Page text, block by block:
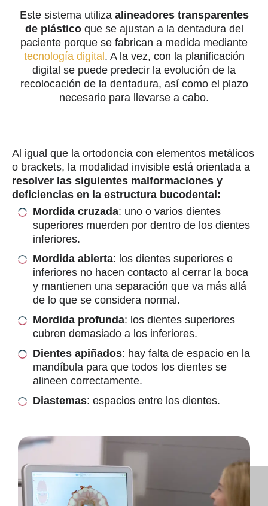
Este sistema utiliza alineadores transparentes
de plásticoque se ajustan a la dentadura del
paciente porque se fabrican a medida mediante
tecnología digital . A la vez, con la planificación
digital se puede predecir la evolución de la
recolocación de la dentadura, así como el plazo
necesario para llevarse a cabo.
Al igual que la ortodoncia con elementos metálicos
o brackets, la modalidad invisible está orientada a
resolver las siguientes malformaciones y
deficiencias en la estructura bucodental:
Mordida cruzada: uno o varios dientes
superiores muerden por dentro de los dientes
inferiores.
Mordida abierta: los dientes superiores e
inferiores no hacen contacto al cerrar la boca
y mantienen una separación que va más allá
de lo que se considera normal.
Mordida profunda: los dientes superiores
cubren demasiado a los inferiores.
Dientes apiñados: hay falta de espacio en la
mandíbula para que todos los dientes se
alineen correctamente.
Diastemas: espacios entre los dientes.